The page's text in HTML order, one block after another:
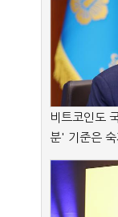
비트코인도
분' 기준은 숙